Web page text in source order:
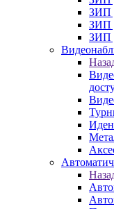
ЗИП
ЗИП
ЗИП